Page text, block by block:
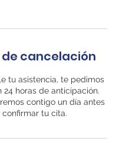
cancelación
tu asistencia, te pedimos
24 horas de anticipación.
contigo un día antes
confirmar tu cita.